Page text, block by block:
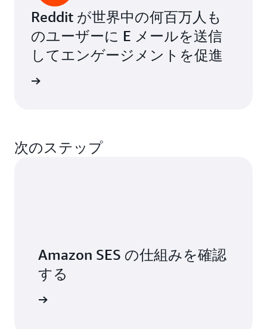
Reddit が世界中の何百万人も
のユーザーに E メールを送信
してエンゲージメントを促進
次のステップ
Amazon SES の仕組みを確認
する